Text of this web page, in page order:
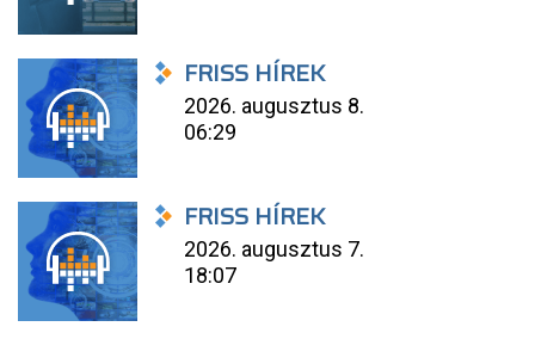
FRISS HÍREK
2026. augusztus 8.
06:29
FRISS HÍREK
2026. augusztus 7.
18:07